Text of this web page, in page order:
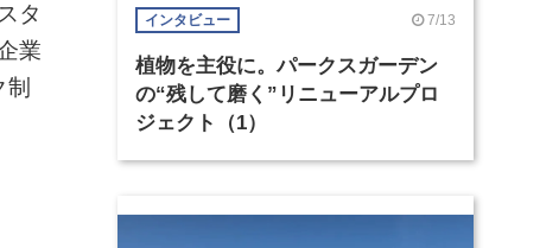
タ
業
インタビュー 7/13
植物を主役に。パークスガーデン
の“残して磨く”リニューアルプロ
ジェクト（1）